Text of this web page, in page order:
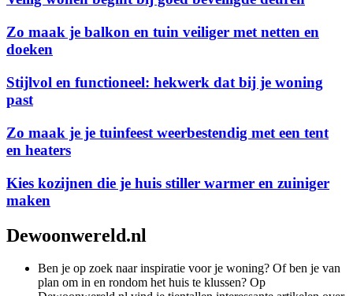
Zo maak je balkon en tuin veiliger met netten en
doeken
Stijlvol en functioneel: hekwerk dat bij je woning
past
Zo maak je je tuinfeest weerbestendig met een tent
en heaters
Kies kozijnen die je huis stiller warmer en zuiniger
maken
Dewoonwereld.nl
Ben je op zoek naar inspiratie voor je woning? Of ben je van
plan om in en rondom het huis te klussen? Op